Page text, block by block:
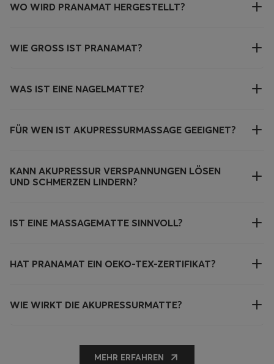
WO WIRD PRANAMAT HERGESTELLT?
WIE GROSS IST PRANAMAT?
WAS IST EINE NAGELMATTE?
FÜR WEN IST AKUPRESSURMASSAGE GEEIGNET?
KANN AKUPRESSUR VERSPANNUNGEN LÖSEN
UND SCHMERZEN LINDERN?
IST EINE MASSAGEMATTE SINNVOLL?
HAT PRANAMAT EIN OEKO-TEX-ZERTIFIKAT?
WIE WIRKT DIE AKUPRESSURMATTE?
MEHR ERFAHREN